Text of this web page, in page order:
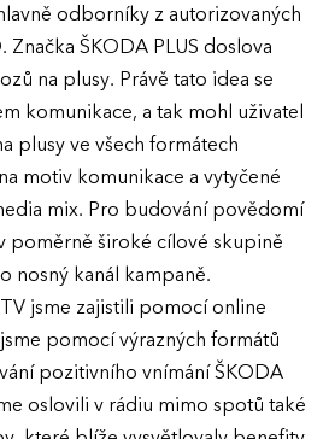
odborníky z autorizovaných
Značka ŠKODA PLUS doslova
na plusy. Právě tato idea se
komunikace, a tak mohl uživatel
plusy ve všech formátech
motiv komunikace a vytyčené
mix. Pro budování povědomí
poměrně široké cílové skupině
nosný kanál kampaně.
jsme zajistili pomocí online
pomocí výrazných formátů
pozitivního vnímání ŠKODA
oslovili v rádiu mimo spotů také